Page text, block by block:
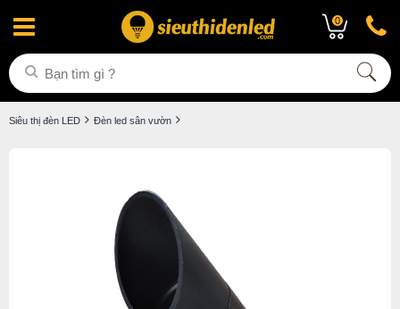
0
Siêu thị đèn LED Đèn led sân vườn